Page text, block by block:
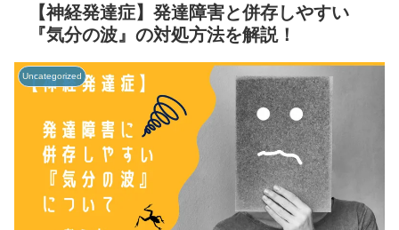
【神経発達症】発達障害と併存しやすい
『気分の波』の対処方法を解説！
Uncategorized